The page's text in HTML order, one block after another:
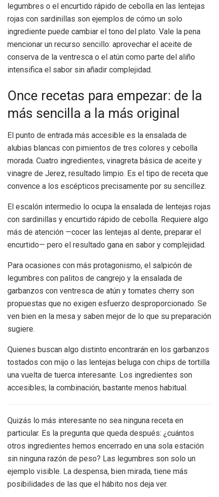
legumbres o el encurtido rápido de cebolla en las lentejas
rojas con sardinillas son ejemplos de cómo un solo
ingrediente puede cambiar el tono del plato. Vale la pena
mencionar un recurso sencillo: aprovechar el aceite de
conserva de la ventresca o el atún como parte del aliño
intensifica el sabor sin añadir complejidad.
Once recetas para empezar: de la
más sencilla a la más original
El punto de entrada más accesible es la ensalada de
alubias blancas con pimientos de tres colores y cebolla
morada. Cuatro ingredientes, vinagreta básica de aceite y
vinagre de Jerez, resultado limpio. Es el tipo de receta que
convence a los escépticos precisamente por su sencillez.
El escalón intermedio lo ocupa la ensalada de lentejas rojas
con sardinillas y encurtido rápido de cebolla. Requiere algo
más de atención —cocer las lentejas al dente, preparar el
encurtido— pero el resultado gana en sabor y complejidad.
Para ocasiones con más protagonismo, el salpicón de
legumbres con palitos de cangrejo y la ensalada de
garbanzos con ventresca de atún y tomates cherry son
propuestas que no exigen esfuerzo desproporcionado. Se
ven bien en la mesa y saben mejor de lo que su preparación
sugiere.
Quienes buscan algo distinto encontrarán en los garbanzos
tostados con mijo o las lentejas beluga con chips de tortilla
una vuelta de tuerca interesante. Los ingredientes son
accesibles; la combinación, bastante menos habitual.
Quizás lo más interesante no sea ninguna receta en
particular. Es la pregunta que queda después: ¿cuántos
otros ingredientes hemos encerrado en una sola estación
sin ninguna razón de peso? Las legumbres son solo un
ejemplo visible. La despensa, bien mirada, tiene más
posibilidades de las que el hábito nos deja ver.